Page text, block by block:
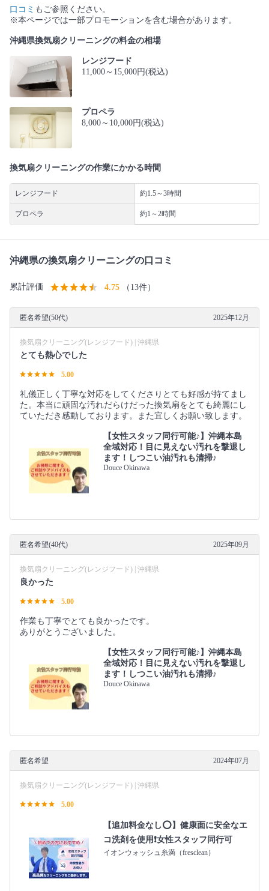
口コミ もご参照ください。
※本ページでは一部プロモーションを含む場合があります。
沖縄県換気扇クリーニングの料金の相場
レンジフード
11,000～15,000円(税込)
プロペラ
8,000～10,000円(税込)
換気扇クリーニングの作業にかかる時間
レンジフード 約1.5～3時間
プロペラ 約1～2時間
沖縄県の換気扇クリーニングの口コミ
累計評価 4.75 （13件）
匿名希望(50代) 2025年12月
換気扇クリーニング(レンジフード) | 沖縄県
とても熱心でした
5.00
礼儀正しく丁寧な対応をしてくださりとても好感が持てまし
た。本当に頑固な汚れだらけだった換気扇をとても綺麗にし
ていただき感動しております。また宜しくお願い致します。
【女性スタッフ同行可能♪】沖縄本島
全域対応！目に見えない汚れを撃退し
ます！しつこい油汚れも清掃♪
Douce Okinawa
匿名希望(40代) 2025年09月
換気扇クリーニング(レンジフード) | 沖縄県
良かった
5.00
作業も丁寧でとても良かったです。
ありがとうございました。
【女性スタッフ同行可能♪】沖縄本島
全域対応！目に見えない汚れを撃退し
ます！しつこい油汚れも清掃♪
Douce Okinawa
匿名希望 2024年07月
換気扇クリーニング(レンジフード) | 沖縄県
5.00
【追加料金なし⭕️】健康面に安全なエ
コ洗剤を使用❗️女性スタッフ同行可
イオンウォッシュ糸満（fresclean）